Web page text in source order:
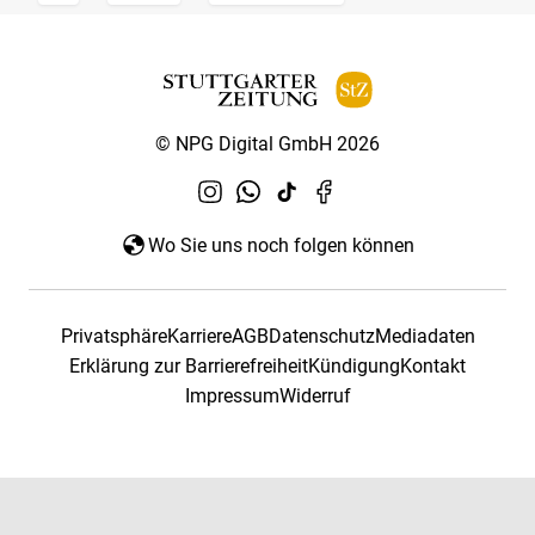
© NPG Digital GmbH 2026
Wo Sie uns noch folgen können
PrivatsphäreKarriereAGBDatenschutzMediadaten
Erklärung zur BarrierefreiheitKündigungKontakt
ImpressumWiderruf